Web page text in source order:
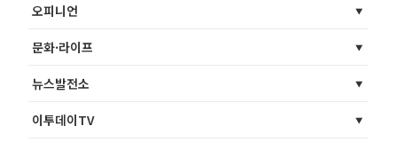
오피니언
문화·라이프
뉴스발전소
이투데이TV